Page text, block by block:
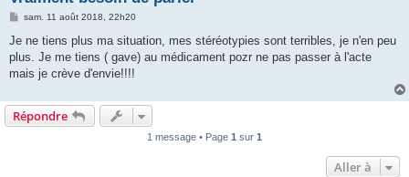
M
s
a
g
sam. 11 août 2018, 22h20
Je ne tiens plus ma situation, mes stéréotypies sont terribles, je n'en peu
plus. Je me tiens ( gave) au médicament pozr ne pas passer à l'acte
mais je crève d'envie!!!!
Répondre
1 message • Page 1 sur 1
Aller à